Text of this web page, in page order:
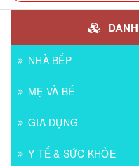
NHÀ BẾP
MẸ VÀ BÉ
GIA DỤNG
Y TẾ & SỨC KHỎE